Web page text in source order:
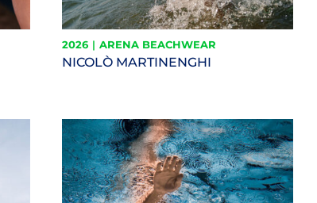
2026 | ARENA BEACHWEAR
NICOLÒ MARTINENGHI